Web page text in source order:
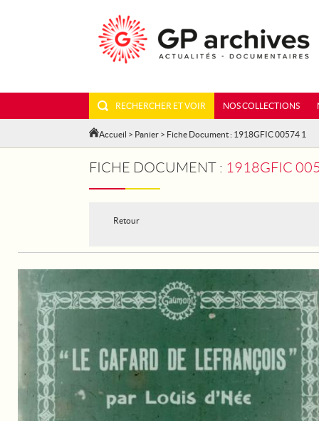
RECHERCHER ET VOIR NOS COLLECTIONS
Accueil > Panier > Fiche Document : 1918GFIC 00574 1
FICHE DOCUMENT : 1918GFIC
Retour